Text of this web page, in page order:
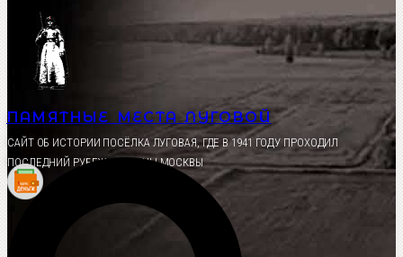
Перейти
содержимому
ПАМЯТНЫЕ МЕСТА ЛУГОВОЙ
CАЙТ ОБ ИСТОРИИ ПОСЁЛКА ЛУГОВАЯ, ГДЕ В 1941 ГОДУ ПРОХОДИЛ
ПОСЛЕДНИЙ РУБЕЖ ОБОРОНЫ МОСКВЫ